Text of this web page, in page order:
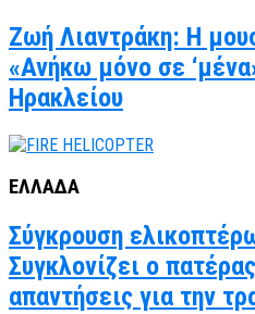
Ζωή Λιαντράκη: Η
«Ανήκω μόνο σε
Ηρακλείου
ΕΛΛΑΔΑ
Σύγκρουση
Συγκλονίζει ο
απαντήσεις για την